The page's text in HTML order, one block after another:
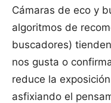
Cámaras de eco y
algoritmos de
buscadores)
nos gusta o
reduce la
asfixiando el